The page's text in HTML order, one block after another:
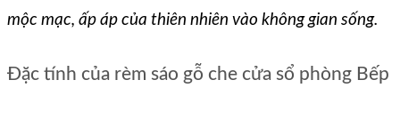
mộc mạc, ấp áp của thiên nhiên vào không gian sống.
Đặc tính của rèm sáo gỗ che cửa sổ phòng Bếp